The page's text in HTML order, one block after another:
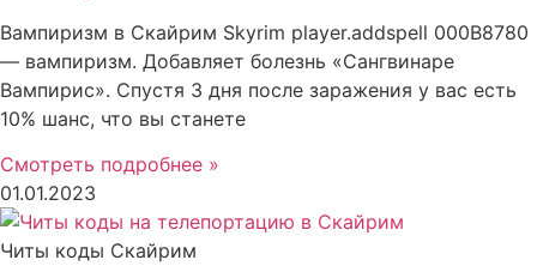
Вампиризм в Скайрим Skyrim player.addspell 000B8780
— вампиризм. Добавляет болезнь «Сангвинаре
Вампирис». Спустя 3 дня после заражения у вас есть
10% шанс, что вы станете
Смотреть подробнее »
01.01.2023
Читы коды Скайрим